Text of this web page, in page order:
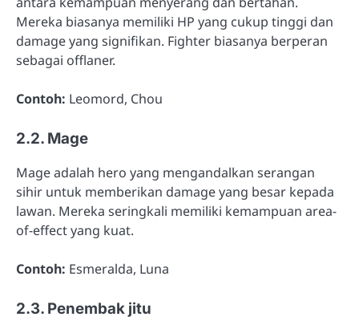
Mereka biasanya memiliki HP yang cukup tinggi dan
damage yang signifikan. Fighter biasanya berperan
sebagai offlaner.
Contoh: Leomord, Chou
2.2. Mage
Mage adalah hero yang mengandalkan serangan
sihir untuk memberikan damage yang besar kepada
lawan. Mereka seringkali memiliki kemampuan area-
of-effect yang kuat.
Contoh: Esmeralda, Luna
2.3. Penembak jitu